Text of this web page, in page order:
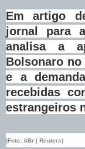
Em artigo
jornal para
analisa a
Bolsonaro
e a
recebidas
estrangeiros
(Foto: ABr | Reuters)